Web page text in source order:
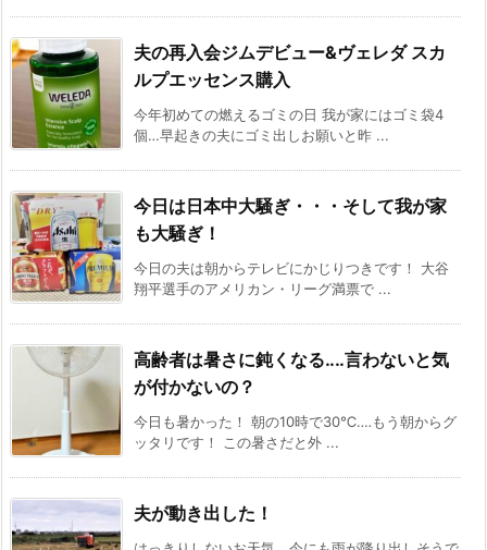
夫の再入会ジムデビュー&ヴェレダ スカ
ルプエッセンス購入
今年初めての燃えるゴミの日 我が家にはゴミ袋4
個…早起きの夫にゴミ出しお願いと昨 ...
今日は日本中大騒ぎ・・・そして我が家
も大騒ぎ！
今日の夫は朝からテレビにかじりつきです！ 大谷
翔平選手のアメリカン・リーグ満票で ...
高齢者は暑さに鈍くなる‥‥言わないと気
が付かないの？
今日も暑かった！ 朝の10時で30℃‥‥もう朝からグ
ッタリです！ この暑さだと外 ...
夫が動き出した！